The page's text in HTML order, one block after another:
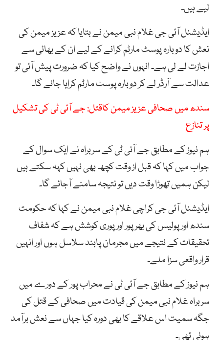
لیے ہیں۔
ایڈیشنل آئی جی غلام نبی میمن نے بتایا کہ عزیز میمن کی
نعش کا دوبارہ پوسٹ مارٹم کرانے کے لیے ان کے بھائی سے
اجازت لے لی ہے۔ انہوں نے واضح کیا کہ ضرورت پیش آئی تو
عدالت سے آرڈر لے کر دوبارہ پوسٹ مارٹم کرایا جائے گا۔
سندھ میں صحافی عزیز میمن کاقتل: جے آئی ٹی کی تشکیل
پر تنازع
ہم نیوز کے مطابق جے آئی ٹی کے سربراہ نے ایک سوال کے
جواب میں کہا کہ قبل از وقت کچھ بھی نہیں کہہ سکتے ہیں
لیکن ہمیں تھوڑا وقت دیں تو نتیجہ سامنے آجائے گا۔
ایڈیشنل آئی جی کراچی غلام نبی میمن نے کہا کہ حکومت
سندھ اور پولیس کی بھرپور اور پوری کوشش ہے کہ شفاف
تحقیقات کے نتیجے میں مجرمان پابند سلاسل ہوں اور انہیں
قرار واقعی سزا ملے۔
ہم نیوز کے مطابق جے آئی ٹی نے محراب پور کے دورے میں
سربراہ غلام نبی میمن کی قیادت میں صحافی کے قتل کی
جگہ سمیت اس علاقے کا بھی دورہ کیا جہاں سے نعش برآمد
ہوئی تھی۔